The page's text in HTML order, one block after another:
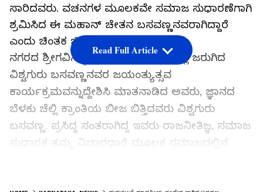
ಸಾರಿದವರು. ವಚನಗಳ ಮೂಲಕವೇ ಸಮಾಜ ಸುಧಾರಣೆಗಾಗಿ
ಶ್ರಮಿಸಿದ ಈ ಮಹಾನ್ ಚೇತನ ಬಸವಣ್ಣನವರಾಗಿದ್ದಾರೆ
ಎಂದು ಚಿಂತಕ ಜಿ.ಎಸ್.ಗೋನಾಳ್ ಹೇಳಿದರು.
ನಗರದ ಶ್ರೀಗವಿಸಿದ್ಧೇಶ್ವರ ಪದವಿ ಕಾಲೇಜಿನಲ್ಲಿ ಜರುಗಿದ
ವಿಶ್ವಗುರು ಬಸವಣ್ಣನವರ ಜಯಂತ್ಯುತ್ಸವ
ಕಾರ್ಯಕ್ರಮವನ್ನುದ್ದೇಶಿಸಿ ಮಾತನಾಡಿದ ಅವರು, ಜ್ಞಾನದ
ಬೆಳಕು ಚೆಲ್ಲಿ ಕ್ರಾಂತಿಯ ಬೀಜ ಬಿತ್ತಿದವರು ವಿಶ್ವಗುರು
ಬಸವಣ್ಣ. ಪ್ರಸಿದ್ಧ ಸಂತರಾಗಿದ್ದ ಇವರು ರಾಜನೀತಿಜ್ಞ, ಸಮಾಜ
ಸುಧಾರಕ ತಮ್ಮ ವಿಚಾರಧಾರೆ ಮೂಲಕ ಸಮಾಜದಲ್ಲಿನ
Read Full Article